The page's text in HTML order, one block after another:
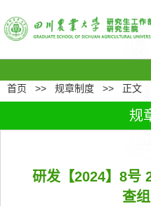
首页 >> 规章制度 >> 正文
规
研发【2024】8号
查